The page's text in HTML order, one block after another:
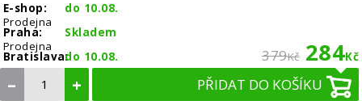
E-shop:
do 10.08.
Prodejna
Praha:
Skladem
Prodejna
Bratislava:do 10.08. 379Kč 284Kč
– + PŘIDAT DO KOŠÍKU